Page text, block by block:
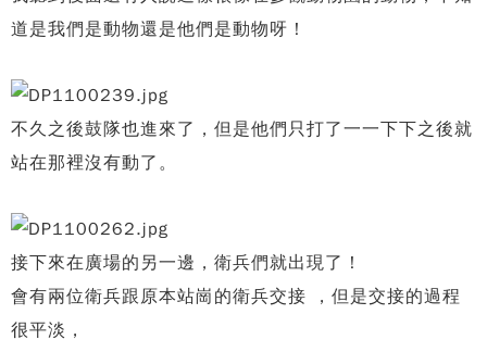
道是我們是動物還是他們是動物呀！
不久之後鼓隊也進來了，但是他們只打了一一下下之後就
站在那裡沒有動了。
接下來在廣場的另一邊，衛兵們就出現了！
會有兩位衛兵跟原本站崗的衛兵交接 ，但是交接的過程
很平淡，